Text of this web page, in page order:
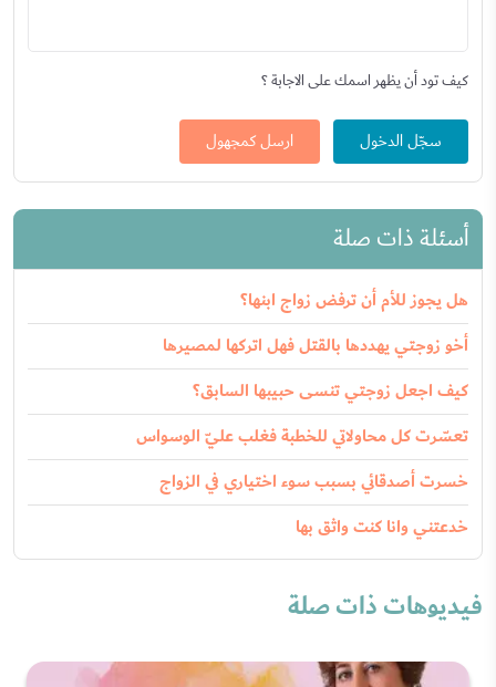
كيف تود أن يظهر اسمك على الاجابة ؟
سجّل الدخول ارسل كمجهول
أسئلة ذات صلة
هل يجوز للأم أن ترفض زواج ابنها؟
أخو زوجتي يهددها بالقتل فهل اتركها لمصيرها
كيف اجعل زوجتي تنسى حبيبها السابق؟
تعسّرت كل محاولاتي للخطبة فغلب عليّ الوسواس
خسرت أصدقائي بسبب سوء اختياري في الزواج
خدعتني وانا كنت واثق بها
فيديوهات ذات صلة